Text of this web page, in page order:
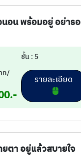
นอน พร้อมอยู่ อย่ารอ
ชั้น : 5
ท/
ตา อยู่แล้วสบายใจ